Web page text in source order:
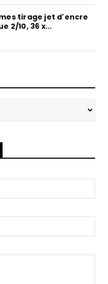
tirage jet d'encre
2/10, 36 x...